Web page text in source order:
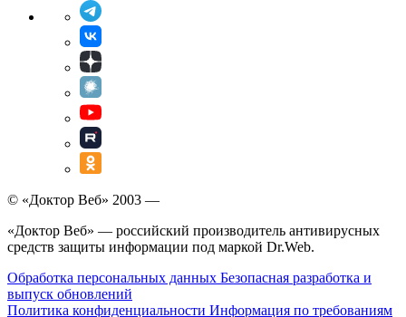
© «Доктор Веб» 2003 —
«Доктор Веб» — российский производитель антивирусных
средств защиты информации под маркой Dr.Web.
Обработка персональных данных Безопасная разработка и
выпуск обновлений
Политика конфиденциальности Информация по требованиям